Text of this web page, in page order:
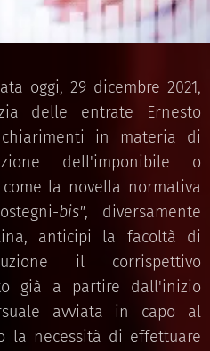
oggi, 29 dicembre 2021,
delle entrate Ernesto
in materia di
dell'imponibile o
la novella normativa
bis", diversamente
anticipi la facoltà di
il corrispettivo
già a partire dall'inizio
avviata in capo al
la necessità di effettuare